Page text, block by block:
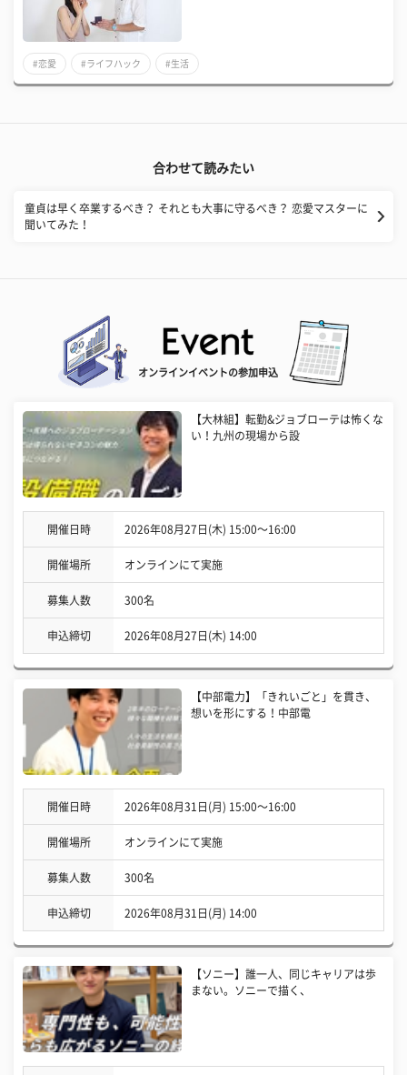
#恋愛 #ライフハック #生活
合わせて読みたい
童貞は早く卒業するべき？ それとも大事に守るべき？ 恋愛マスターに
聞いてみた！
オンラインイベントの参加申込
【大林組】転勤&ジョブローテは怖くな
い！九州の現場から設
開催日時 2026年08月27日(木) 15:00〜16:00
開催場所 オンラインにて実施
募集人数 300名
申込締切 2026年08月27日(木) 14:00
【中部電力】「きれいごと」を貫き、
想いを形にする！中部電
開催日時 2026年08月31日(月) 15:00〜16:00
開催場所 オンラインにて実施
募集人数 300名
申込締切 2026年08月31日(月) 14:00
【ソニー】誰一人、同じキャリアは歩
まない。ソニーで描く、